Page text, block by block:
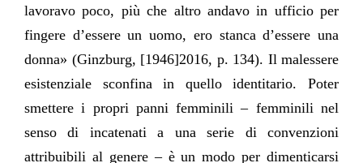
lavoravo poco, più che altro andavo in ufficio per
fingere d’essere un uomo, ero stanca d’essere una
donna» (Ginzburg, [1946]2016, p. 134). Il malessere
esistenziale sconfina in quello identitario. Poter
smettere i propri panni femminili – femminili nel
senso di incatenati a una serie di convenzioni
attribuibili al genere – è un modo per dimenticarsi